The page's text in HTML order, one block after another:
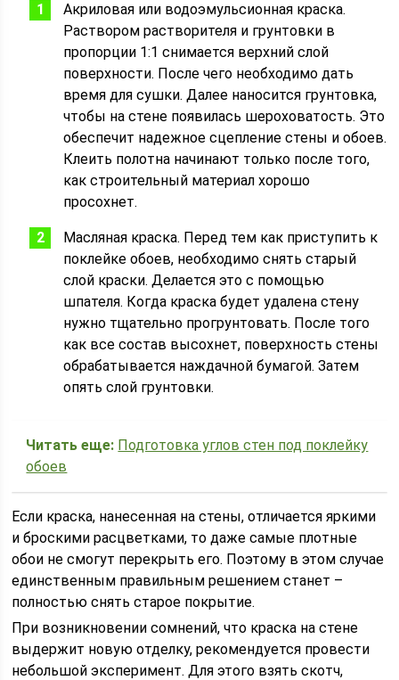
Акриловая или водоэмульсионная краска.
Раствором растворителя и грунтовки в
пропорции 1:1 снимается верхний слой
поверхности. После чего необходимо дать
время для сушки. Далее наносится грунтовка,
чтобы на стене появилась шероховатость. Это
обеспечит надежное сцепление стены и обоев.
Клеить полотна начинают только после того,
как строительный материал хорошо
просохнет.
Масляная краска. Перед тем как приступить к
поклейке обоев, необходимо снять старый
слой краски. Делается это с помощью
шпателя. Когда краска будет удалена стену
нужно тщательно прогрунтовать. После того
как все состав высохнет, поверхность стены
обрабатывается наждачной бумагой. Затем
опять слой грунтовки.
Читать еще: Подготовка углов стен под поклейку
обоев
Если краска, нанесенная на стены, отличается яркими
и броскими расцветками, то даже самые плотные
обои не смогут перекрыть его. Поэтому в этом случае
единственным правильным решением станет –
полностью снять старое покрытие.
При возникновении сомнений, что краска на стене
выдержит новую отделку, рекомендуется провести
небольшой эксперимент. Для этого взять скотч,